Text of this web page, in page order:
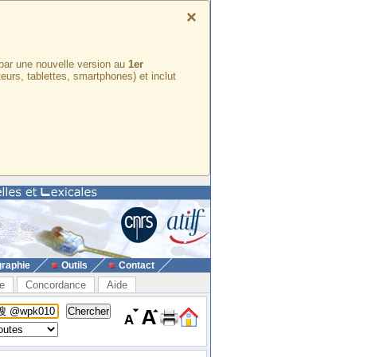
×
une nouvelle version au 1er
tablettes, smartphones) et inclut
Outils Contact
Concordance Aide